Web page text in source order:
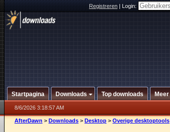
Registreren|Login:
Startpagina Downloads Top downloads Meer
8/6/2026 3:18:57 AM
AfterDawn > Downloads > Desktop > Overige desktoptools